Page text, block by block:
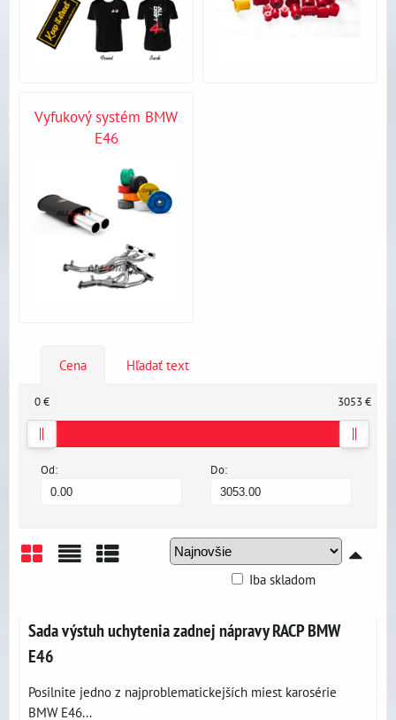
Vyfukový systém BMW
E46
Cena Hľadať text
Od: Do:
0 € 3053 €
Iba skladom
Sada výstuh uchytenia zadnej nápravy RACP BMW
E46
Posilnite jedno z najproblematickejších miest karosérie
BMW E46...